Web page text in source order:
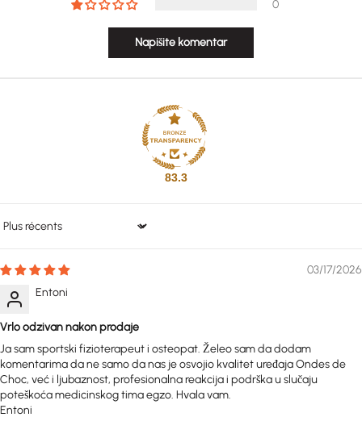
0
Napišite komentar
83.3
Sort by
03/17/2026
Entoni
Vrlo odzivan nakon prodaje
Ja sam sportski fizioterapeut i osteopat. Želeo sam da dodam
komentarima da ne samo da nas je osvojio kvalitet uređaja Ondes de
Choc, već i ljubaznost, profesionalna reakcija i podrška u slučaju
poteškoća medicinskog tima egzo. Hvala vam.
Entoni